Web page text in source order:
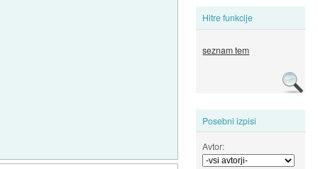
Hitre funkcije
seznam tem
Posebni izpisi
Avtor: